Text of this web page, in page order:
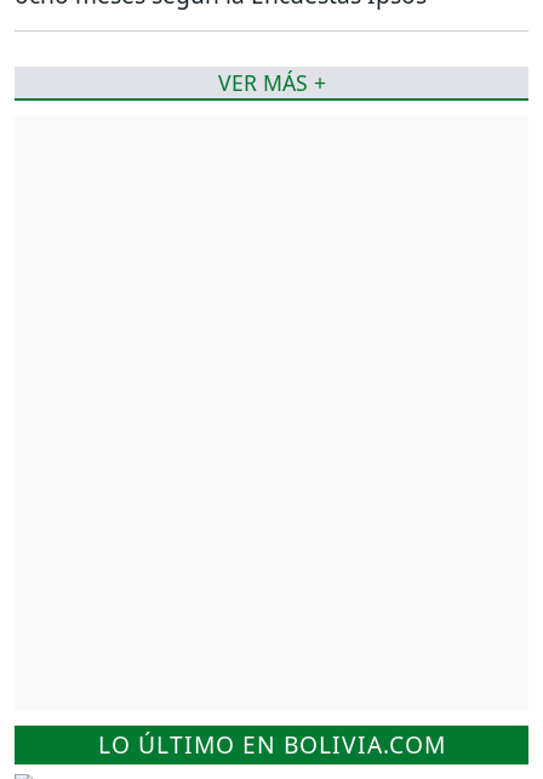
LO ÚLTIMO EN BOLIVIA.COM
VER MÁS +